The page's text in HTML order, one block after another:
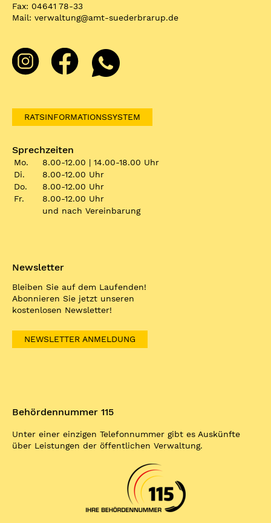
Fax: 04641 78-33
Mail: verwaltung@amt-suederbrarup.de
RATSINFORMATIONSSYSTEM
Sprechzeiten
Mo.
8.00-12.00 | 14.00-18.00 Uhr
Di.
8.00-12.00 Uhr
Do.
8.00-12.00 Uhr
Fr.
8.00-12.00 Uhr
und nach Vereinbarung
Newsletter
Bleiben Sie auf dem Laufenden!
Abonnieren Sie jetzt unseren
kostenlosen Newsletter!
NEWSLETTER ANMELDUNG
Behördennummer 115
Unter einer einzigen Telefonnummer gibt es Auskünfte
über Leistungen der öffentlichen Verwaltung.